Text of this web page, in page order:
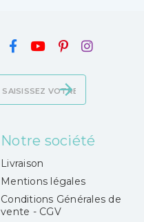
Notre société
Livraison
Mentions légales
Conditions Générales de
vente - CGV